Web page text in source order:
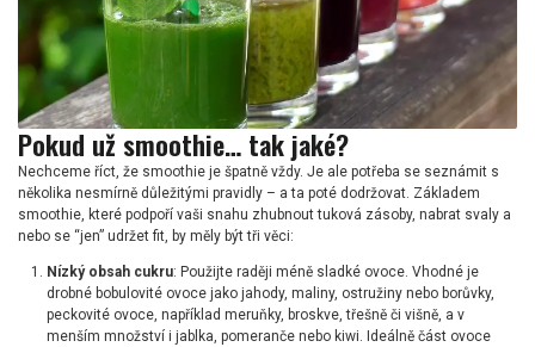
Pokud už smoothie… tak jaké?
Nechceme říct, že smoothie je špatně vždy. Je ale potřeba se seznámit s
několika nesmírně důležitými pravidly – a ta poté dodržovat. Základem
smoothie, které podpoří vaši snahu zhubnout tuková zásoby, nabrat svaly a
nebo se “jen” udržet fit, by měly být tři věci:
Nízký obsah cukru: Použijte raději méně sladké ovoce. Vhodné je
drobné bobulovité ovoce jako jahody, maliny, ostružiny nebo borůvky,
peckovité ovoce, například meruňky, broskve, třešně či višně, a v
menším množství i jablka, pomeranče nebo kiwi. Ideálně část ovoce